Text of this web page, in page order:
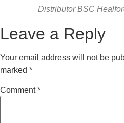
Distributor BSC
Leave a Reply
Your email address will not be
marked *
Comment*